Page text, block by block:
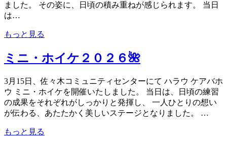
ました。 その姿に、日頃の積み重ねが感じられます。 当日
は…
もっと見る
ミニ・ホイケ２０２６🌺
3月15日、佐々木コミュニティセンターにて ハラウ ケアバホ
ウ ミニ・ホイケを開催いたしました。 当日は、日頃の練習
の成果をそれぞれがしっかりと発揮し、 一人ひとりの想い
が伝わる、あたたかく美しいステージとなりました。 …
もっと見る